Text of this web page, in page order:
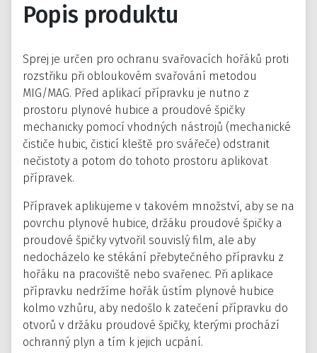
Popis produktu
Sprej je určen pro ochranu svařovacích hořáků proti
rozstřiku při obloukovém svařování metodou
MIG/MAG. Před aplikací přípravku je nutno z
prostoru plynové hubice a proudové špičky
mechanicky pomocí vhodných nástrojů (mechanické
čističe hubic, čisticí kleště pro svářeče) odstranit
nečistoty a potom do tohoto prostoru aplikovat
přípravek.
Přípravek aplikujeme v takovém množství, aby se na
povrchu plynové hubice, držáku proudové špičky a
proudové špičky vytvořil souvislý film, ale aby
nedocházelo ke stékání přebytečného přípravku z
hořáku na pracoviště nebo svařenec. Při aplikace
přípravku nedržíme hořák ústím plynové hubice
kolmo vzhůru, aby nedošlo k zatečení přípravku do
otvorů v držáku proudové špičky, kterými prochází
ochranný plyn a tím k jejich ucpání.